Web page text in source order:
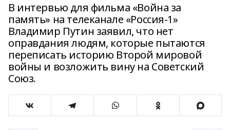
В интервью для фильма «Война за
память» на телеканале «Россия-1»
Владимир Путин заявил, что нет
оправдания людям, которые пытаются
переписать историю Второй мировой
войны и возложить вину на Советский
Союз.